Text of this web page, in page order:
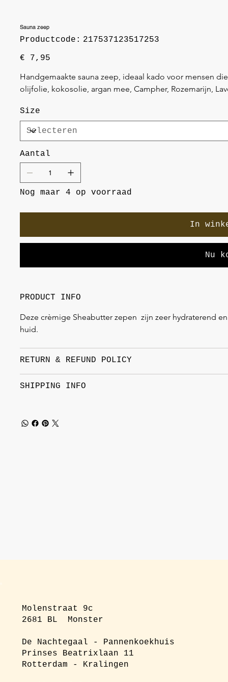
Sauna zeep
Productcode:
Productcode
217537123517253
217537123517253
Prijs
€ 7,95
Handgemaakte sauna zeep, ideaal kado voor mensen
olijfolie, kokosolie, argan mee, Campher, Rozemarijn,
Size
Aantal
Nog maar 4 op voorraad
In
Nu
PRODUCT INFO
Deze crèmige Sheabutter zepen  zijn zeer hydraterend
huid.
RETURN & REFUND POLICY
SHIPPING INFO
Molenstraat 9c
2681 BL Monster
De Nachtegaal - Pannenkoekhuis
Prinses Beatrixlaan 11
Rotterdam - Kralingen